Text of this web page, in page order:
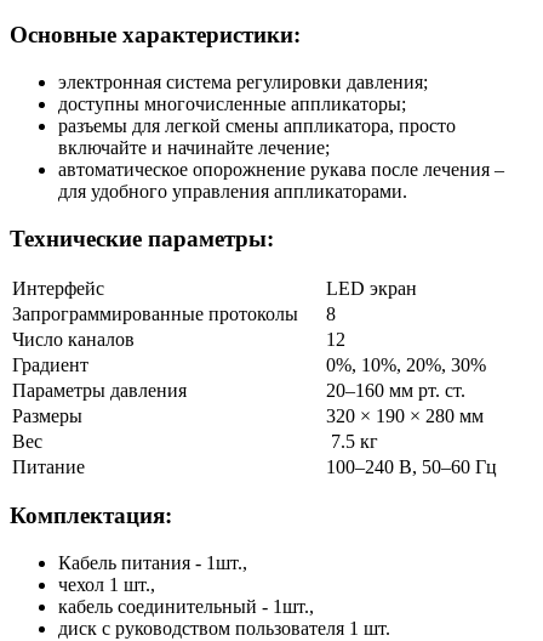
Основные характеристики:
электронная система регулировки давления;
доступны многочисленные аппликаторы;
разъемы для легкой смены аппликатора, просто
включайте и начинайте лечение;
автоматическое опорожнение рукава после лечения –
для удобного управления аппликаторами.
Технические параметры:
Интерфейс
LED экран
Запрограммированные протоколы
8
Число каналов
12
Градиент
0%, 10%, 20%, 30%
Параметры давления
20–160 мм рт. ст.
Размеры
320 × 190 × 280 мм
Вес
7.5 кг
Питание
100–240 В, 50–60 Гц
Комплектация:
Кабель питания - 1шт.,
чехол 1 шт.,
кабель соединительный - 1шт.,
диск с руководством пользователя 1 шт.